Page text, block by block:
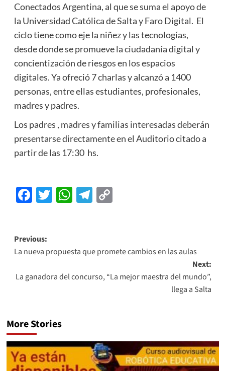
Conectados Argentina, al que se suma el apoyo de
la Universidad Católica de Salta y Faro Digital. El
ciclo tiene como eje la niñez y las tecnologías,
desde donde se promueve la ciudadanía digital y
concientización de riesgos en los espacios
digitales. Ya ofreció 7 charlas y alcanzó a 1400
personas, entre ellas estudiantes, profesionales,
madres y padres.
Los padres , madres y familias interesadas deberán
presentarse directamente en el Auditorio citado a
partir de las 17:30 hs.
Facebook
Twitter
WhatsApp
Telegram
Copy
Previous:
La nueva propuesta que promete cambios en las aulas
Next:
La ganadora del concurso, “La mejor maestra del mundo”,
llega a Salta
More Stories